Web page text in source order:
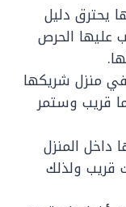
يحترق دليل
عليها الحرص
في منزل شريكها
قريب وستمر
داخل المنزل
ولذلك